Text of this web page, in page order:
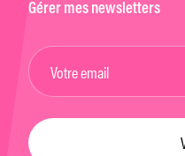
Gérer mes newsletters